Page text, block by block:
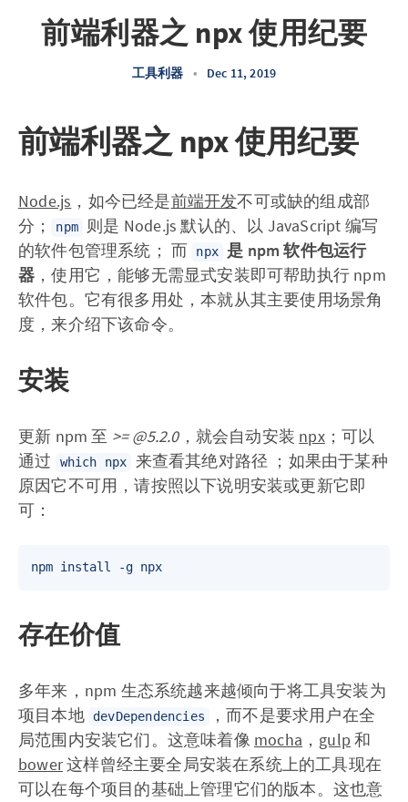
前端利器之 npx 使用纪要
工具利器 • Dec 11, 2019
前端利器之 npx 使用纪要
Node.js ，如今已经是前端开发不可或缺的组成部
分；
npm
则是 Node.js 默认的、以 JavaScript 编写
的软件包管理系统； 而
npx
是 npm 软件包运行
器 ，使用它，能够无需显式安装即可帮助执行 npm
软件包。它有很多用处，本就从其主要使用场景角
度，来介绍下该命令。
安装
更新 npm 至 >= @5.2.0，就会自动安装 npx；可以
通过
which npx
来查看其绝对路径 ；如果由于某种
原因它不可用，请按照以下说明安装或更新它即
可：
存在价值
多年来，npm 生态系统越来越倾向于将工具安装为
项目本地
devDependencies
，而不是要求用户在全
局范围内安装它们。这意味着像 mocha ， gulp 和
bower这样曾经主要全局安装在系统上的工具现在
可以在每个项目的基础上管理它们的版本。这也意